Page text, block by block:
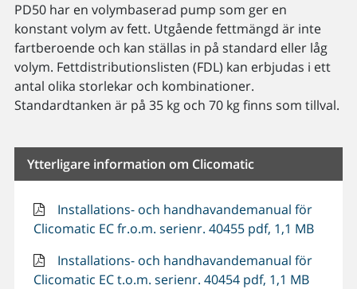
PD50 har en volymbaserad pump som ger en
konstant volym av fett. Utgående fettmängd är inte
fartberoende och kan ställas in på standard eller låg
volym. Fettdistributionslisten (FDL) kan erbjudas i ett
antal olika storlekar och kombinationer.
Standardtanken är på 35 kg och 70 kg finns som tillval.
Ytterligare information om Clicomatic
Installations- och handhavandemanual för
Clicomatic EC fr.o.m. serienr. 40455 pdf, 1,1 MB
Installations- och handhavandemanual för
Clicomatic EC t.o.m. serienr. 40454 pdf, 1,1 MB